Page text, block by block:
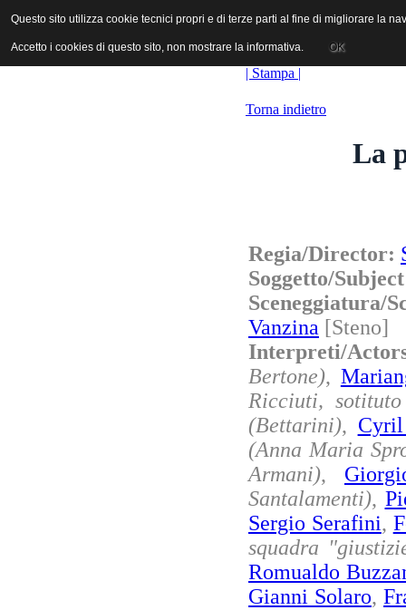
ANICA | Associazione Nazionale Industrie Cinematografiche
| Stampa |
Torna indietro
La
Regia/Director:
Soggetto/
Vanzina [Steno]
Interpreti/
Bertone),
Ricciuti,
(Bettarini),
(Anna Maria
Armani),
Santalamenti),
Sergio Serafini,
squadra
Romualdo
Gianni Solaro,
Questo sito utilizza cookie tecnici propri e di terze parti al fine di migliorare la
Accetto i cookies di questo sito, non mostrare la informativa. OK
Questo sito utilizza cookie tecnici propri e di terze parti al fine di migliorare la
Accetto i cookies di questo sito, non mostrare la informativa. OK